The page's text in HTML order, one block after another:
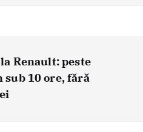
Renault: peste
10 ore, fără